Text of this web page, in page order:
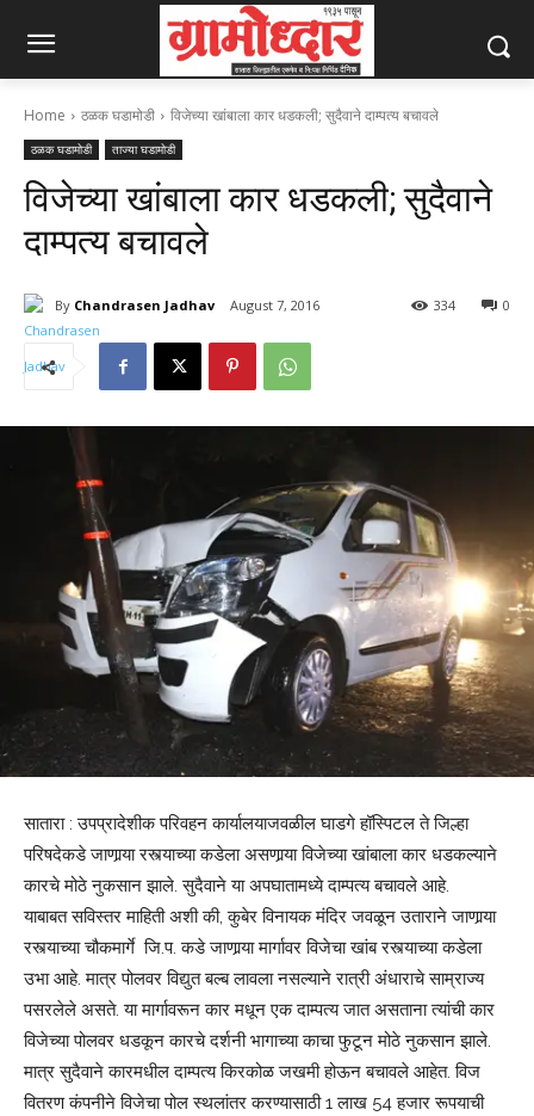
Home ठळक घडामोडी विजेच्या खांबाला कार धडकली; सुदैवाने दाम्पत्य बचावले
ठळक घडामोडी ताज्या घडामोडी
विजेच्या खांबाला कार धडकली; सुदैवाने
दाम्पत्य बचावले
By Chandrasen Jadhav August 7, 2016 0
334
सातारा : उपप्रादेशीक परिवहन कार्यालयाजवळील घाडगे हॉस्पिटल ते जिल्हा
परिषदेकडे जाणार्‍या रस्त्याच्या कडेला असणार्‍या विजेच्या खांबाला कार धडकल्याने
कारचे मोठे नुकसान झाले. सुदैवाने या अपघातामध्ये दाम्पत्य बचावले आहे.
याबाबत सविस्तर माहिती अशी की, कुबेर विनायक मंदिर जवळून उताराने जाणार्‍या
रस्त्याच्या चौकमार्गे जि.प. कडे जाणार्‍या मार्गावर विजेचा खांब रस्त्याच्या कडेला
उभा आहे. मात्र पोलवर विद्युत बल्ब लावला नसल्याने रात्री अंधाराचे साम्राज्य
पसरलेले असते. या मार्गावरून कार मधून एक दाम्पत्य जात असताना त्यांची कार
विजेच्या पोलवर धडकून कारचे दर्शनी भागाच्या काचा फुटून मोठे नुकसान झाले.
मात्र सुदैवाने कारमधील दाम्पत्य किरकोळ जखमी होऊन बचावले आहेत. विज
वितरण कंपनीने विजेचा पोल स्थलांतर करण्यासाठी 1 लाख 54 हजार रूपयाची